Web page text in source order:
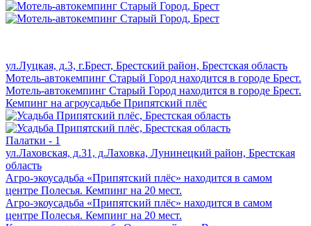
ул.Луцкая, д.3, г.Брест, Брестский район, Брестская область
Мотель-автокемпинг Старый Город находится в городе Брест.
Мотель-автокемпинг Старый Город находится в городе Брест.
Кемпинг на агроусадьбе Припятский плёс
Палатки - 1
ул.Лаховская, д.31, д.Лаховка, Лунинецкий район, Брестская
область
Агро-экоусадьба «Припятский плёс» находится в самом
центре Полесья. Кемпинг на 20 мест.
Агро-экоусадьба «Припятский плёс» находится в самом
центре Полесья. Кемпинг на 20 мест.